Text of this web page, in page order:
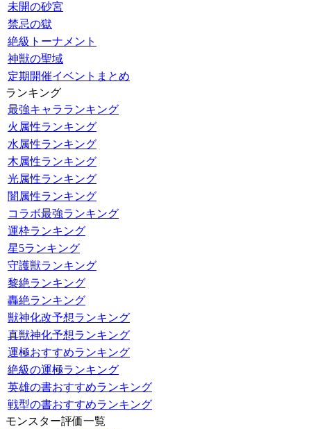
未開の砂宮
禁忌の獄
絶級トーナメント
神獣の聖域
定期開催イベントまとめ
ランキング
最強キャラランキング
火属性ランキング
水属性ランキング
木属性ランキング
光属性ランキング
闇属性ランキング
コラボ最強ランキング
運枠ランキング
星5ランキング
守護獣ランキング
黎絶ランキング
轟絶ランキング
獣神化改予想ランキング
真獣神化予想ランキング
運極おすすめランキング
絶級の運極ランキング
英雄の書おすすめランキング
戦型の書おすすめランキング
モンスター評価一覧